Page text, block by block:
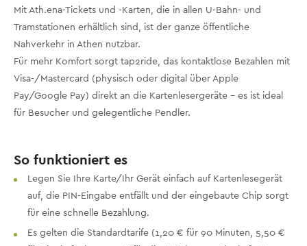
Mit Ath.ena-Tickets und -Karten, die in allen U-Bahn- und
Tramstationen erhältlich sind, ist der ganze öffentliche
Nahverkehr in Athen nutzbar.
Für mehr Komfort sorgt tap2ride, das kontaktlose Bezahlen mit
Visa-/Mastercard (physisch oder digital über Apple
Pay/Google Pay) direkt an die Kartenlesergeräte - es ist ideal
für Besucher und gelegentliche Pendler.
So funktioniert es
Legen Sie Ihre Karte/Ihr Gerät einfach auf Kartenlesegerät
auf, die PIN-Eingabe entfällt und der eingebaute Chip sorgt
für eine schnelle Bezahlung.
Es gelten die Standardtarife (1,20 € für 90 Minuten, 5,50 €